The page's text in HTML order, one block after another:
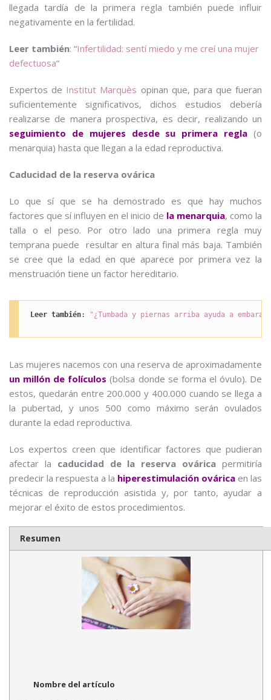
llegada tardía de la primera regla también puede influir
negativamente en la fertilidad.
Leer también: “Infertilidad: sentí miedo y me creí una mujer
defectuosa“
Expertos de Institut Marquès opinan que, para que fueran
suficientemente significativos, dichos estudios debería
realizarse de manera prospectiva, es decir, realizando un
seguimiento de mujeres desde su primera regla (o
menarquia) hasta que llegan a la edad reproductiva.
Caducidad de la reserva ovárica
Lo que sí que se ha demostrado es que hay muchos
factores que sí influyen en el inicio de la menarquia, como la
talla o el peso. Por otro lado una primera regla muy
temprana puede resultar en altura final más baja. También
se cree que la edad en que aparece por primera vez la
menstruación tiene un factor hereditario.
Leer también: "¿Tumbada y piernas arriba ayuda a
Las mujeres nacemos con una reserva de aproximadamente
un millón de folículos (bolsa donde se forma el óvulo). De
estos, quedarán entre 200.000 y 400.000 cuando se llega a
la pubertad, y unos 500 como máximo serán ovulados
durante la edad reproductiva.
Los expertos creen que identificar factores que pudieran
afectar la caducidad de la reserva ovárica permitiría
predecir la respuesta a la hiperestimulación ovárica en las
técnicas de reproducción asistida y, por tanto, ayudar a
mejorar el éxito de estos procedimientos.
Resumen
Nombre del artículo